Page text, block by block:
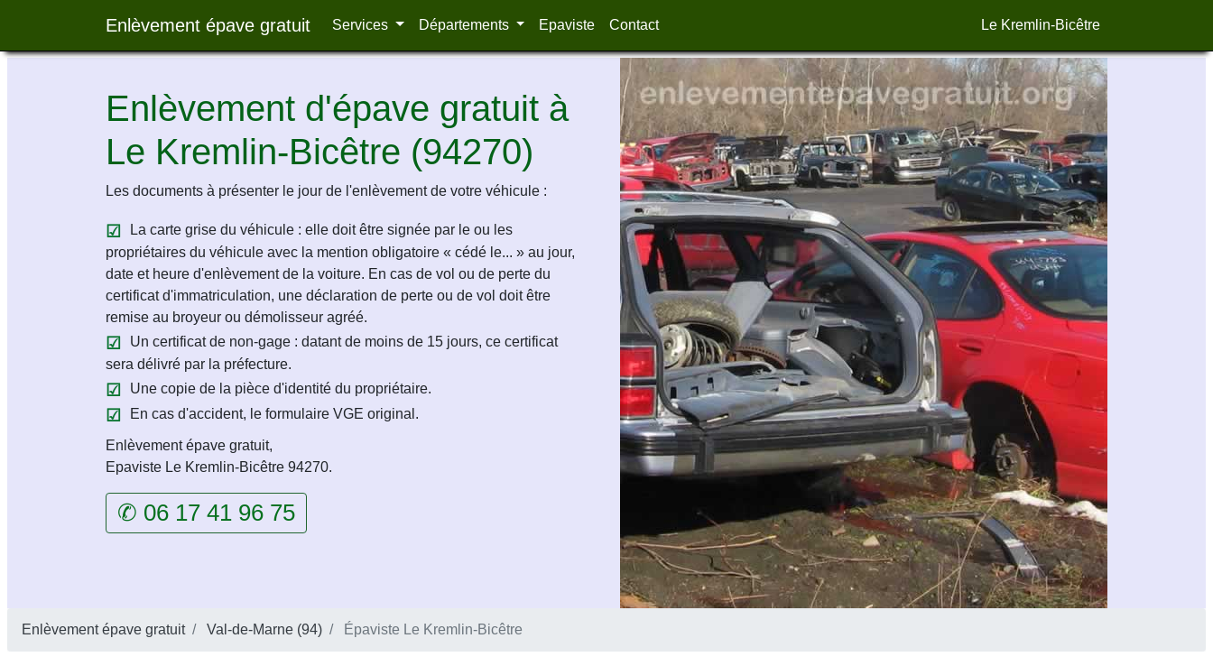
Enlèvement épave gratuit Services Départements Epaviste Contact Le Kremlin-Bicêtre
Enlèvement d'épave gratuit à
Le Kremlin-Bicêtre (94270)
Les documents à présenter le jour de l'enlèvement de votre véhicule :
La carte grise du véhicule : elle doit être signée par le ou les
propriétaires du véhicule avec la mention obligatoire « cédé le... » au jour,
date et heure d'enlèvement de la voiture. En cas de vol ou de perte du
certificat d'immatriculation, une déclaration de perte ou de vol doit être
remise au broyeur ou démolisseur agréé.
Un certificat de non-gage : datant de moins de 15 jours, ce certificat
sera délivré par la préfecture.
Une copie de la pièce d'identité du propriétaire.
En cas d'accident, le formulaire VGE original.
Enlèvement épave gratuit,
Epaviste Le Kremlin-Bicêtre 94270.
✆ 06 17 41 96 75
Enlèvement épave gratuit Val-de-Marne (94) Épaviste Le Kremlin-Bicêtre